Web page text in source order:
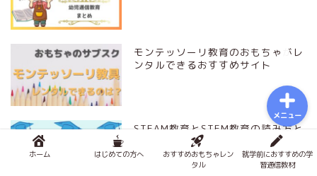
モンテッソーリ教育のおもちゃがレ
ンタルできるおすすめサイト
STEAM教育とSTEM教育の読み方と
幼児におすすめ教材を解説
ホーム はじめての方へ
おすすめおもちゃレン
タル
就学前におすすめの学
習通信教材
メニュー